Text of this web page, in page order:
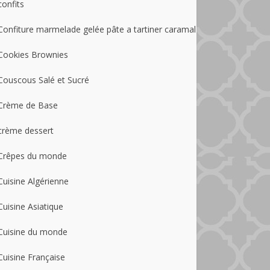
marmelade gelée pâte a tartiner caramal
Brownies
Salé et Sucré
de Base
dessert
du monde
Algérienne
Asiatique
du monde
Française